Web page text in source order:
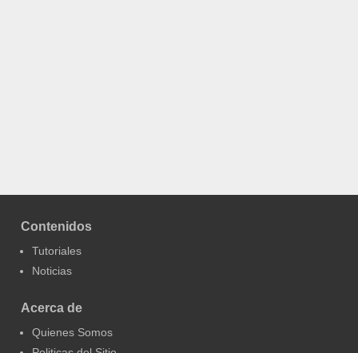
Contenidos
Tutoriales
Noticias
Acerca de
Quienes Somos